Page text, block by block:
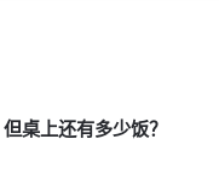
桌上还有多少饭？